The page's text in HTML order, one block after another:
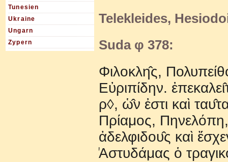
Tunesien
Ukraine
Ungarn
Zypern
Telekleides,
Suda φ 378:
Φιλοκλη̂ς,
Εὐριπίδην.
ρ◊, ὡ̂ν ἐστι καὶ
Πρίαμος, Πηνελόπη,
ἀδελφιδου̂ς καὶ
̓Αστυδάμας ὁ